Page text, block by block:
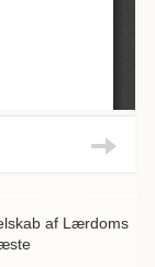
af Lærdoms